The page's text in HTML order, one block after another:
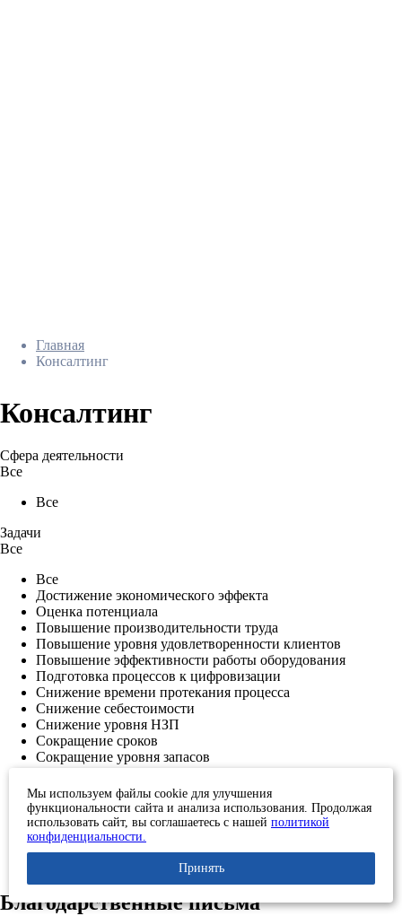
Главная
Консалтинг
Консалтинг
Сфера деятельности
Все
Все
Задачи
Все
Все
Достижение экономического эффекта
Оценка потенциала
Повышение производительности труда
Повышение уровня удовлетворенности клиентов
Повышение эффективности работы оборудования
Подготовка процессов к цифровизации
Снижение времени протекания процесса
Снижение себестоимости
Снижение уровня НЗП
Сокращение сроков
Сокращение уровня запасов
Улучшение качества
Развитие персонала
Благодарственные письма
Мы используем файлы cookie для улучшения
функциональности сайта и анализа использования. Продолжая
использовать сайт, вы соглашаетесь с нашей политикой
конфиденциальности.
Принять